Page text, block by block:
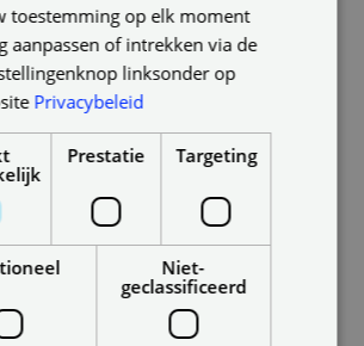
in het plafond
ruimte nodig, maar in een
zit vaak nog meer apparatuur
bijvoorbeeld aan een rookmelder of
Het is belangrijk dat je hieraan denkt
gaat renoveren, aangezien die
hoekjes en randjes
toestemming op elk moment
aanpassen of intrekken via de
linksonder op
Privacybeleid
Prestatie Targeting
Niet-
geclassificeerd